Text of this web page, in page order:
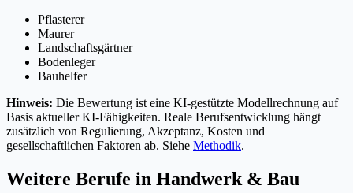
Pflasterer
Maurer
Landschaftsgärtner
Bodenleger
Bauhelfer
Hinweis: Die Bewertung ist eine KI-gestützte Modellrechnung auf
Basis aktueller KI-Fähigkeiten. Reale Berufsentwicklung hängt
zusätzlich von Regulierung, Akzeptanz, Kosten und
gesellschaftlichen Faktoren ab. Siehe Methodik.
Weitere Berufe in Handwerk & Bau